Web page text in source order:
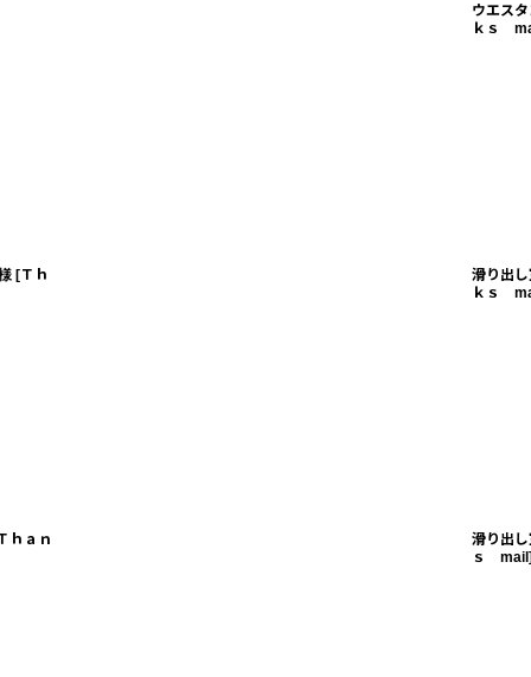
ウエス
ｋｓ
[Ｔｈ
滑り出
ｋｓ
ｈａｎ
滑り出
ｓ mail ]